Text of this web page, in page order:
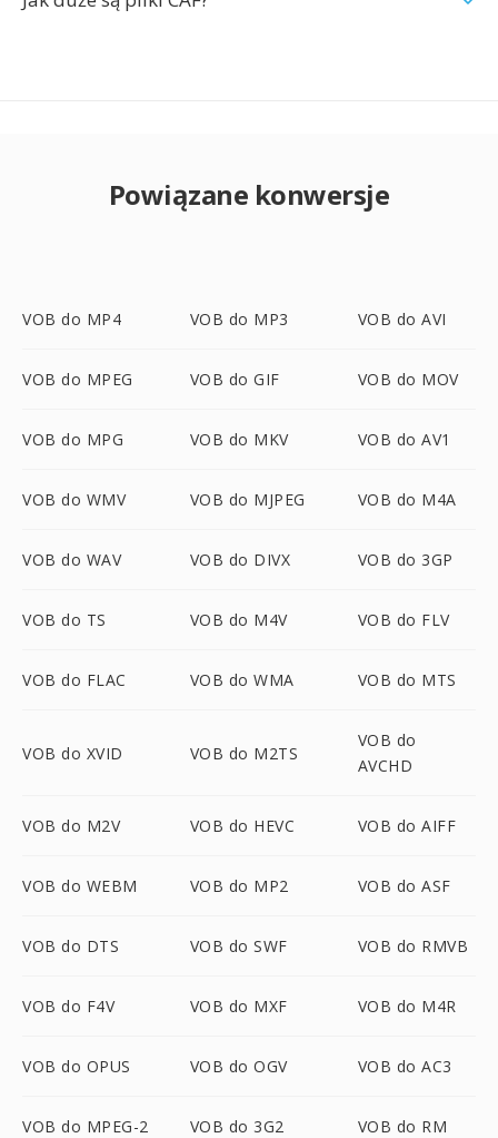
Powiązane konwersje
VOB do MP4 VOB do MP3 VOB do AVI
VOB do MPEG VOB do GIF VOB do MOV
VOB do MPG VOB do MKV VOB do AV1
VOB do WMV VOB do MJPEG VOB do M4A
VOB do WAV VOB do DIVX VOB do 3GP
VOB do TS VOB do M4V VOB do FLV
VOB do FLAC VOB do WMA VOB do MTS
VOB do XVID VOB do M2TS
VOB do
AVCHD
VOB do M2V VOB do HEVC VOB do AIFF
VOB do WEBM VOB do MP2 VOB do ASF
VOB do DTS VOB do SWF VOB do RMVB
VOB do F4V VOB do MXF VOB do M4R
VOB do OPUS VOB do OGV VOB do AC3
VOB do MPEG-2 VOB do 3G2 VOB do RM